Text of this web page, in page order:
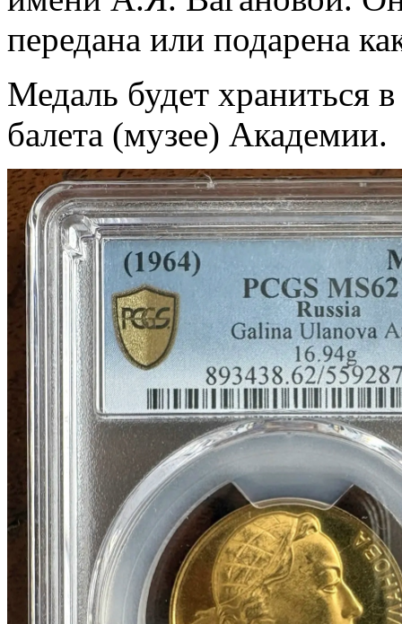
передана или подарена
Медаль будет храниться
балета (музее) Академии.